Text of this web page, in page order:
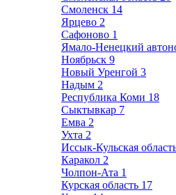
Смоленск 14
Ярцево 2
Сафоново 1
Ямало-Ненецкий
Ноябрьск 9
Новый Уренгой 3
Надым 2
Республика Коми 18
Сыктывкар 7
Емва 2
Ухта 2
Иссык-Кульская
Каракол 2
Чолпон-Ата 1
Курская область 17